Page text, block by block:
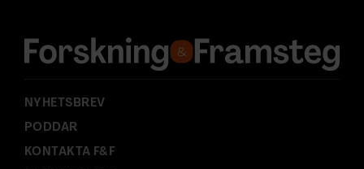
s
:
NYHETSBREV
PODDAR
KONTAKTA F&F